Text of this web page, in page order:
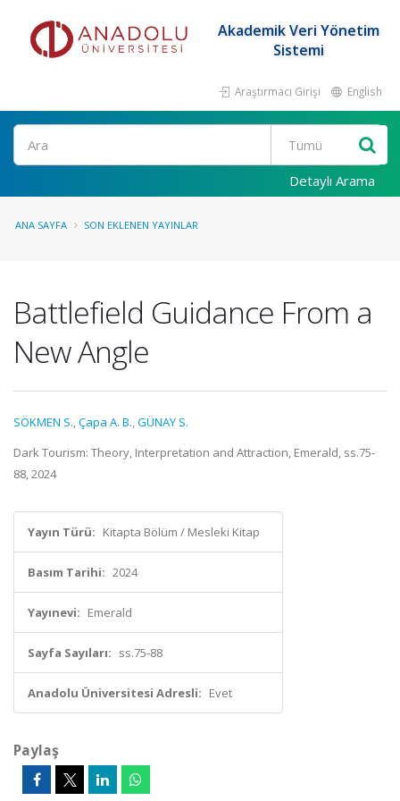
Akademik Veri Yönetim
Sistemi
Araştırmacı Girişi English
Ara
Detaylı Arama
ANA SAYFA SON EKLENEN YAYINLAR
Battlefield Guidance From a
New Angle
SÖKMEN S.,Çapa A. B.,GÜNAY S.
Dark Tourism: Theory, Interpretation and Attraction, Emerald, ss.75-
88, 2024
Yayın Türü: Kitapta Bölüm / Mesleki Kitap
Basım Tarihi: 2024
Yayınevi: Emerald
Sayfa Sayıları: ss.75-88
Anadolu Üniversitesi Adresli: Evet
Paylaş